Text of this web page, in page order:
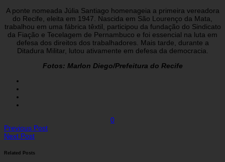
A ponte nomeada Júlia Santiago homenageia a primeira vereadora
do Recife, eleita em 1947. Nascida em São Lourenço da Mata,
trabalhou em uma fábrica têxtil, participou da fundação do Sindicato
da Fiação e Tecelagem de Pernambuco e foi essencial na luta em
defesa dos direitos dos trabalhadores. Mais tarde, durante a
Ditadura Militar, lutou ativamente em defesa da democracia.
Fotos: Marlon Diego/Prefeitura do Recife
0
Previous Post
Next Post
Related Posts